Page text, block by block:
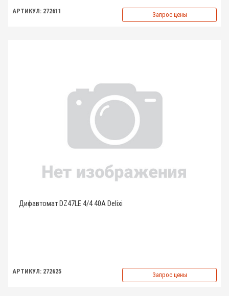
АРТИКУЛ: 272611 Запрос цены
Дифавтомат DZ47LE 4/4 40A Delixi
АРТИКУЛ: 272625 Запрос цены